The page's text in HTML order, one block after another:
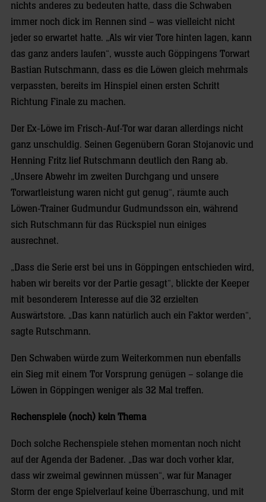
nichts anderes zu bedeuten hatte, dass die Schwaben
immer noch dick im Rennen sind – was vielleicht nicht
jeder so erwartet hatte. „Als wir vier Tore hinten lagen, kann
das ganz anders laufen“, wusste auch Göppingens Torwart
Bastian Rutschmann, dass es die Löwen gleich mehrmals
verpassten, bereits im Hinspiel einen ersten Schritt
Richtung Finale zu machen.
Der Ex-Löwe im Frisch-Auf-Tor war daran allerdings nicht
ganz unschuldig. Seinen Gegenübern Goran Stojanovic und
Henning Fritz lief Rutschmann deutlich den Rang ab.
„Unsere Abwehr im zweiten Durchgang und unsere
Torwartleistung waren nicht gut genug“, räumte auch
Löwen-Trainer Gudmundur Gudmundsson ein, während
sich Rutschmann für das Rückspiel nun einiges
ausrechnet.
„Dass die Serie erst bei uns in Göppingen entschieden wird,
haben wir bereits vor der Partie gesagt“, blickte der Keeper
mit besonderem Interesse auf die 32 erzielten
Auswärtstore. „Das kann natürlich auch ein Faktor werden“,
sagte Rutschmann.
Den Schwaben würde zum Weiterkommen nun ebenfalls
ein Sieg mit einem Tor Vorsprung genügen – solange die
Löwen in Göppingen weniger als 32 Mal treffen.
Rechenspiele (noch) kein Thema
Doch solche Rechenspiele stehen momentan noch nicht
auf der Agenda der Badener. „Das war doch vorher klar,
dass wir zweimal gewinnen müssen“, war für Manager
Storm der enge Spielverlauf keine Überraschung, und mit